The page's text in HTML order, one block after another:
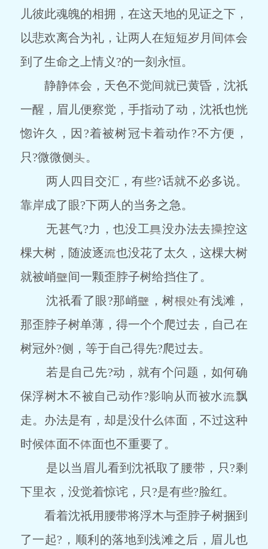
儿彼此魂魄的相拥，在这天地的见证之下，
以悲欢离合为礼，让两人在短短岁月间
会
到了生命之上情义?的一刻永恒。
静静
会，天色不觉间就已黄昏，沈祇
一醒，眉儿便察觉，手指动了动，沈祇也恍
惚许久，因?着被树冠卡着动作?不方便，
只?微微侧
。
两人四目交汇，有些?话就不必多说。
靠岸成了眼?下两人的当务之急。
无甚气?力，也没工
没办法去
控这
棵大树，随波逐
也没花了太久，这棵大树
就被峭
间一颗歪脖子树给挡住了。
沈祇看了眼?那峭
，树
有浅滩，
那歪脖子树单薄，得一个个爬过去，自己在
树冠外?侧，等于自己得先?爬过去。
若是自己先?动，就有个问题，如何确
保浮树木不被自己动作?影响从而被水
飘
走。办法是有，却是没什么
面，不过这种
时候
面不
面也不重要了。
是以当眉儿看到沈祇取了腰带，只?剩
下里衣，没觉着惊诧，只?是有些?脸红。
看着沈祇用腰带将浮木与歪脖子树捆到
了一起?，顺利的落地到浅滩之后，眉儿也